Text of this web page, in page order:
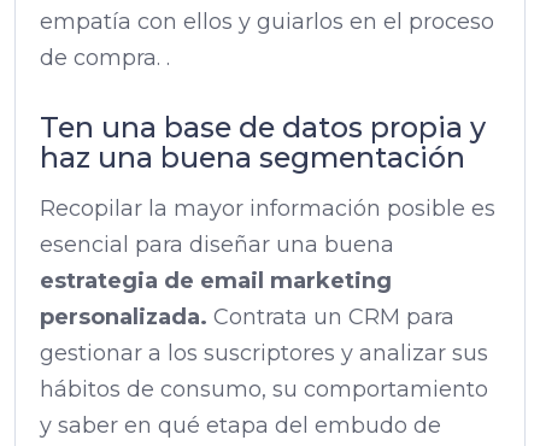
empatía con ellos y guiarlos en el proceso
de compra. .
Ten una base de datos propia y
haz una buena segmentación
Recopilar la mayor información posible es
esencial para diseñar una buena
estrategia de email marketing
personalizada. Contrata un CRM para
gestionar a los suscriptores y analizar sus
hábitos de consumo, su comportamiento
y saber en qué etapa del embudo de